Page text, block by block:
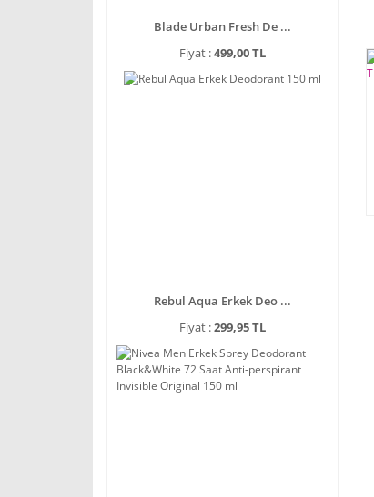
Blade Urban Fresh De ...
Fiyat :499,00 TL
Rebul Aqua Erkek Deo ...
Fiyat :299,95 TL